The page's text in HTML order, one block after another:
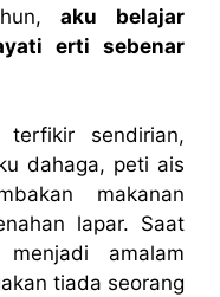
aku belajar
erti sebenar
terfikir sendirian,
dahaga, peti ais
makanan
lapar. Saat
amalam
tiada seorang